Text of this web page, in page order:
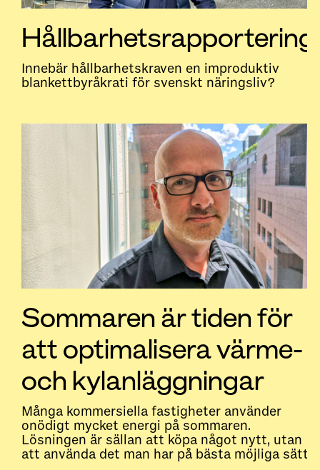
Hållbarhetsrapportering
Innebär hållbarhetskraven en improduktiv
blankettbyråkrati för svenskt näringsliv?
Sommaren är tiden för
att optimalisera värme-
och kylanläggningar
Många kommersiella fastigheter använder
onödigt mycket energi på sommaren.
Lösningen är sällan att köpa något nytt, utan
att använda det man har på bästa möjliga sätt.